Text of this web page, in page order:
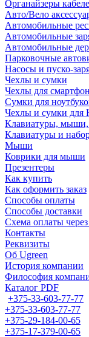
Органайзеры
Авто/Вело
Автомобильные
Автомобильные
Автомобильные
Парковочные
Насосы и пуско-
Чехлы и сумки
Чехлы для
Сумки для
Чехлы и сумки для
Клавиатуры, мыши,
Клавиатуры и
Мыши
Коврики для мыши
Презентеры
Как купить
Как оформить заказ
Способы оплаты
Способы доставки
Схема оплаты
Контакты
Реквизиты
Об Ugreen
История компании
Философия
Каталог PDF
+375-33-603-77-77
+375-33-603-77-77
+375-29-184-00-65
+375-17-379-00-65